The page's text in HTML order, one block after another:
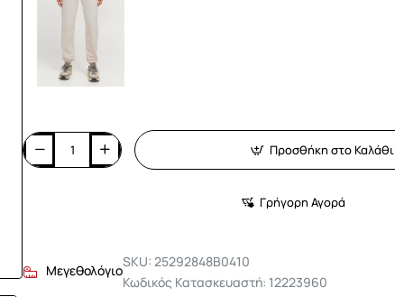
Προσθήκη στο Καλάθι
Γρήγορη Αγορά
Μεγεθολόγιο
SKU: 25292848B0410
Κωδικός Κατασκευαστή: 12223960